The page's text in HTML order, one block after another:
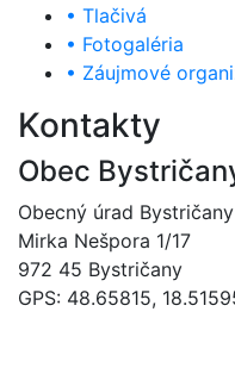
• Tlačivá
• Fotogaléria
• Záujmové
Kontakty
Obec
Obecný úrad Bystričany
Mirka Nešpora 1/17
972 45 Bystričany
GPS: 48.65815,